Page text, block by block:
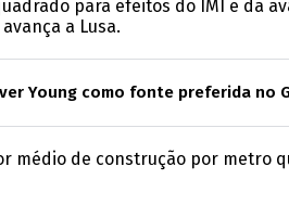
para efeitos do IMI e da
a Lusa.
Young como fonte preferida no
médio de construção por metro